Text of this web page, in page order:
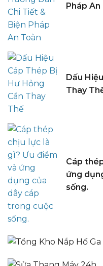
Pháp An
Dấu
Thay
Cáp
ứng
sống.